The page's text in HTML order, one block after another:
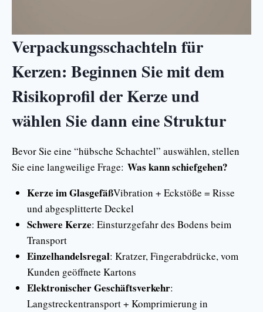
Verpackungsschachteln für
Kerzen: Beginnen Sie mit dem
Risikoprofil der Kerze und
wählen Sie dann eine Struktur
Bevor Sie eine “hübsche Schachtel” auswählen, stellen
Sie eine langweilige Frage: Was kann schiefgehen?
Kerze im GlasgefäßVibration + Eckstöße = Risse
und abgesplitterte Deckel
Schwere Kerze: Einsturzgefahr des Bodens beim
Transport
Einzelhandelsregal: Kratzer, Fingerabdrücke, vom
Kunden geöffnete Kartons
Elektronischer Geschäftsverkehr:
Langstreckentransport + Komprimierung in